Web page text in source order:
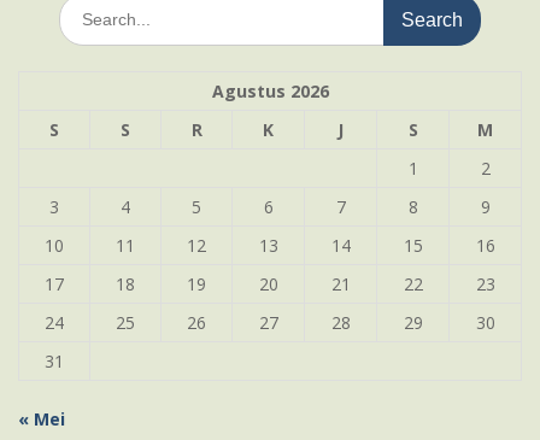
Search
for:
Agustus 2026
S
S R K J S
M
1
2
3
4 5 6 7 8
9
10
11 12 13 14 15
16
17
18 19 20 21 22
23
24
25 26 27 28 29
30
31
« Mei